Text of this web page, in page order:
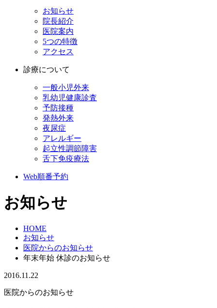
お知らせ
院長紹介
医院案内
5つの特徴
アクセス
診療について
一般小児外来
乳幼児健康診査
予防接種
発熱外来
夜尿症
アレルギー
起立性調節障害
舌下免疫療法
Web順番予約
お知らせ
HOME
お知らせ
医院からのお知らせ
年末年始 休診のお知らせ
2016.11.22
医院からのお知らせ